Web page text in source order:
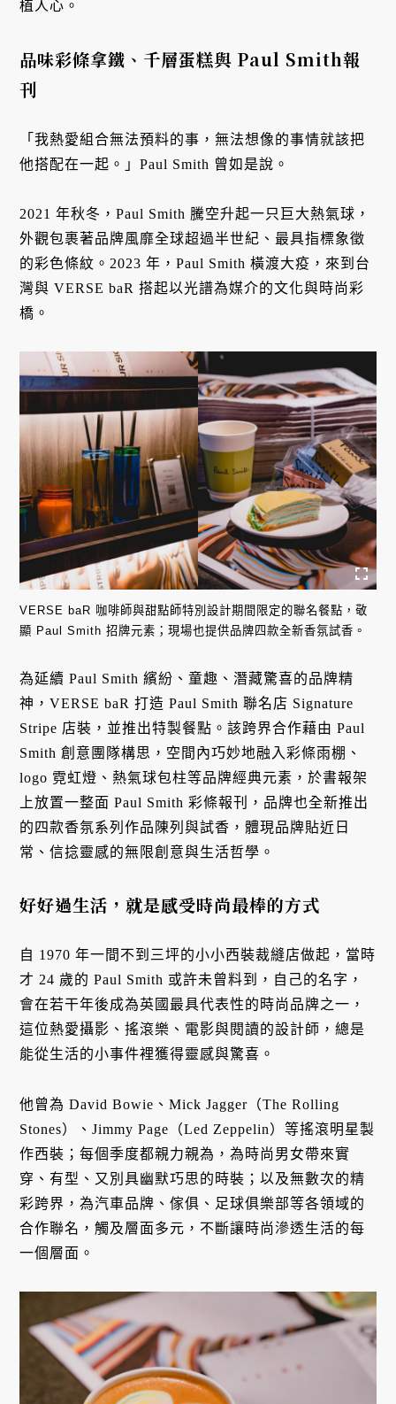
植人心。
品味彩條拿鐵、千層蛋糕與 Paul Smith報
刊
「我熱愛組合無法預料的事，無法想像的事情就該把
他搭配在一起。」Paul Smith 曾如是說。
2021 年秋冬，Paul Smith 騰空升起一只巨大熱氣球，
外觀包裹著品牌風靡全球超過半世紀、最具指標象徵
的彩色條紋。2023 年，Paul Smith 橫渡大疫，來到台
灣與 VERSE baR 搭起以光譜為媒介的文化與時尚彩
橋。
VERSE baR 咖啡師與甜點師特別設計期間限定的聯名餐點，敬
顯 Paul Smith 招牌元素；現場也提供品牌四款全新香氛試香。
為延續 Paul Smith 繽紛、童趣、潛藏驚喜的品牌精
神，VERSE baR 打造 Paul Smith 聯名店 Signature
Stripe 店裝，並推出特製餐點。該跨界合作藉由 Paul
Smith 創意團隊構思，空間內巧妙地融入彩條雨棚、
logo 霓虹燈、熱氣球包柱等品牌經典元素，於書報架
上放置一整面 Paul Smith 彩條報刊，品牌也全新推出
的四款香氛系列作品陳列與試香，體現品牌貼近日
常、信捻靈感的無限創意與生活哲學。
好好過生活，就是感受時尚最棒的方式
自 1970 年一間不到三坪的小小西裝裁縫店做起，當時
才 24 歲的 Paul Smith 或許未曾料到，自己的名字，
會在若干年後成為英國最具代表性的時尚品牌之一，
這位熱愛攝影、搖滾樂、電影與閱讀的設計師，總是
能從生活的小事件裡獲得靈感與驚喜。
他曾為 David Bowie、Mick Jagger（The Rolling
Stones）、Jimmy Page（Led Zeppelin）等搖滾明星製
作西裝；每個季度都親力親為，為時尚男女帶來實
穿、有型、又別具幽默巧思的時裝；以及無數次的精
彩跨界，為汽車品牌、傢俱、足球俱樂部等各領域的
合作聯名，觸及層面多元，不斷讓時尚滲透生活的每
一個層面。